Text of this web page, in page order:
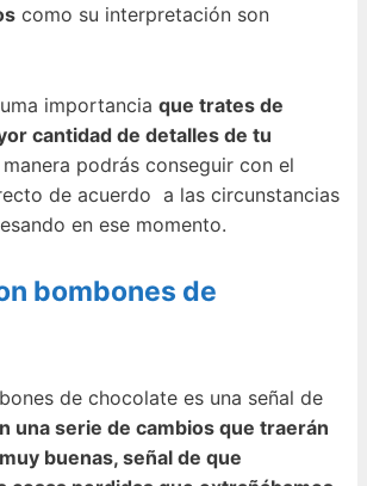
como su interpretación son
importancia que trates de
cantidad de detalles de tu
podrás conseguir con el
de acuerdo a las circunstancias
en ese momento.
bombones de
de chocolate es una señal de
una serie de cambios que traerán
buenas, señal de que